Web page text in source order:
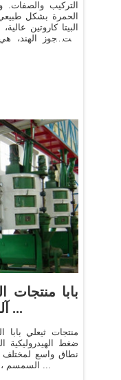
التركيب
الحمرة بشكل
البيتا كاروتين
زيت جوز الهند،
بابا منتجات
آلة/آلة الصحافة الباردة ...
منتجات ثيعلي بابا
ضغط الهيدروليكية
نطاق واسع لمختلف
السمسم ، بذور زهرة عباد الشمس ، الفول ...